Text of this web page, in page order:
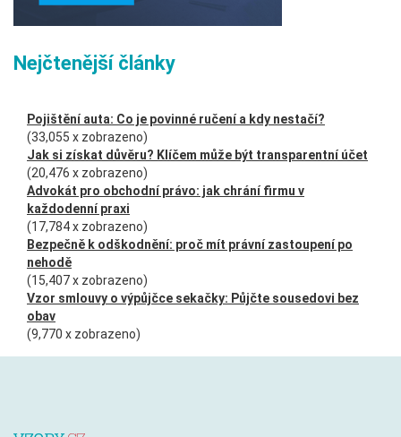
Nejčtenější články
Pojištění auta: Co je povinné ručení a kdy nestačí?
(33,055 x zobrazeno)
Jak si získat důvěru? Klíčem může být transparentní účet
(20,476 x zobrazeno)
Advokát pro obchodní právo: jak chrání firmu v
každodenní praxi
(17,784 x zobrazeno)
Bezpečně k odškodnění: proč mít právní zastoupení po
nehodě
(15,407 x zobrazeno)
Vzor smlouvy o výpůjčce sekačky: Půjčte sousedovi bez
obav
(9,770 x zobrazeno)